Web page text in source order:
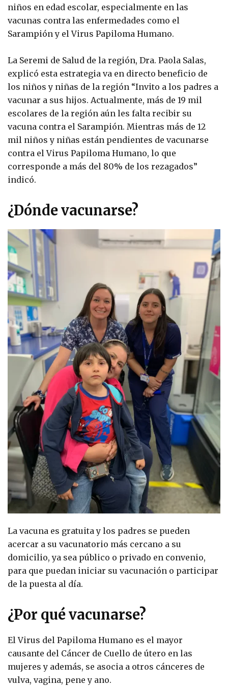
niños en edad escolar, especialmente en las
vacunas contra las enfermedades como el
Sarampión y el Virus Papiloma Humano.
La Seremi de Salud de la región, Dra. Paola Salas,
explicó esta estrategia va en directo beneficio de
los niños y niñas de la región “Invito a los padres a
vacunar a sus hijos. Actualmente, más de 19 mil
escolares de la región aún les falta recibir su
vacuna contra el Sarampión. Mientras más de 12
mil niños y niñas están pendientes de vacunarse
contra el Virus Papiloma Humano, lo que
corresponde a más del 80% de los rezagados”
indicó.
¿Dónde vacunarse?
La vacuna es gratuita y los padres se pueden
acercar a su vacunatorio más cercano a su
domicilio, ya sea público o privado en convenio,
para que puedan iniciar su vacunación o participar
de la puesta al día.
¿Por qué vacunarse?
El Virus del Papiloma Humano es el mayor
causante del Cáncer de Cuello de útero en las
mujeres y además, se asocia a otros cánceres de
vulva, vagina, pene y ano.